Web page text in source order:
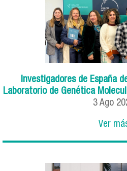
Investigadores de España
Laboratorio de Genética
3 Ago
Ver